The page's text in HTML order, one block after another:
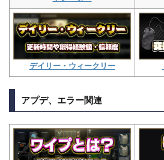
デイリー・ウィークリー
アプデ、エラー関連